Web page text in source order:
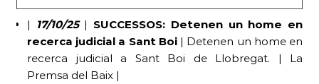
| 17/10/25| SUCCESSOS: Detenen un home en
recerca judicial a Sant Boi| Detenen un home en
recerca judicial a Sant Boi de Llobregat. | La
Premsa del Baix |